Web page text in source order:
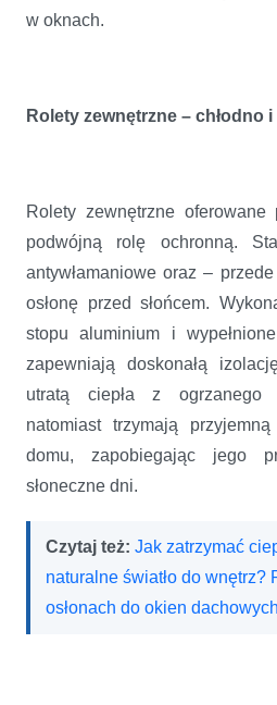
w oknach.
Rolety zewnętrzne – chłodno
Rolety zewnętrzne oferowane
podwójną rolę ochronną.
antywłamaniowe oraz –
osłonę przed słońcem.
stopu aluminium i
zapewniają doskonałą
utratą ciepła z ogrzanego
natomiast trzymają
domu, zapobiegając jego
słoneczne dni.
Czytaj też: Jak zatrzymać
naturalne światło do wnętrz?
osłonach do okien dachowych